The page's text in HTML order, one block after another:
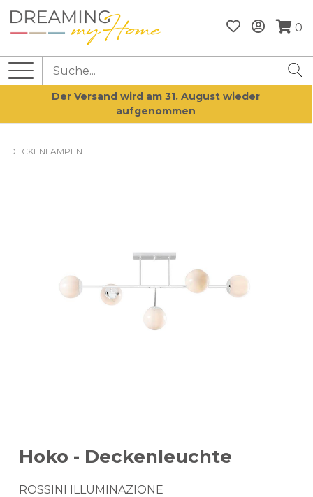
0
Der Versand wird am 31. August wieder
aufgenommen
DECKENLAMPEN
Hoko - Deckenleuchte
ROSSINI ILLUMINAZIONE